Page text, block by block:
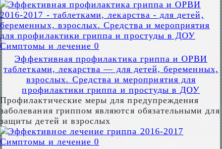
Симптомы и лечение 0
Эффективная профилактика гриппа и ОРВИ
таблетками, лекарства — для детей, беременных,
взрослых. Средства и мероприятия для
профилактики гриппа и простуды в ДОУ
Профилактические меры для предупреждения
заболевания гриппом являются обязательными для
защиты детей и взрослых
Симптомы и лечение 0